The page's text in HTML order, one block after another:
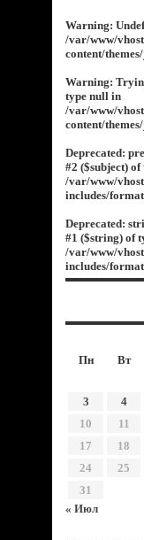
Warning:
/var/www/
content/
Warning:
type null in
/var/www/
content/
Deprecated:
#2 ($subject)
/var/www/
includes/
Deprecated:
#1 ($string) of
/var/www/
includes/
Пн
Вт
3
4
10
11
17
18
24
25
31
« Июл